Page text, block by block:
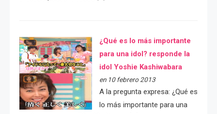
¿Qué es lo más importante
para una idol? responde la
idol Yoshie Kashiwabara
en 10 febrero 2013
A la pregunta expresa: ¿Qué es
lo más importante para una